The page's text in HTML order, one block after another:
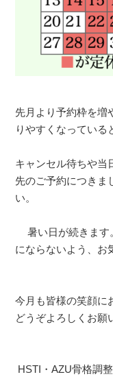
先月より予約枠を増
りやすくなっている
キャンセル待ちや当
先のご予約につきま
い。
暑い日が続きます
にならないよう、お
今月も皆様の笑顔に
どうぞよろしくお願
HSTI・AZU骨格調